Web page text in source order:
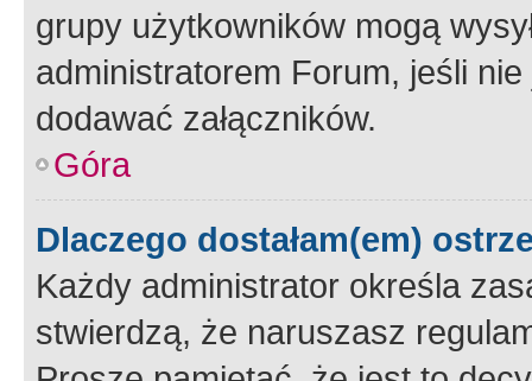
grupy użytkowników mogą
administratorem Forum, jeśli
dodawać załączników.
Góra
Dlaczego dostałam(em)
Każdy administrator określa
stwierdzą, że naruszasz